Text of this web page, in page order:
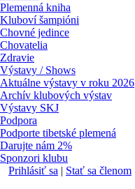
Plemenná kniha
Kluboví šampióni
Chovné jedince
Chovatelia
Zdravie
Výstavy / Shows
Aktuálne výstavy v roku 2026
Archív klubových výstav
Výstavy SKJ
Podpora
Podporte tibetské plemená
Darujte nám 2%
Sponzori klubu
Prihlásiť sa | Stať sa členom